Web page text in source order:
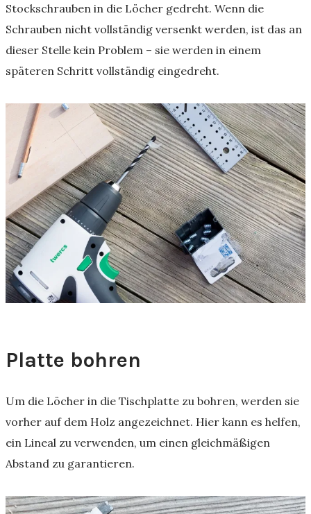
Stockschrauben in die Löcher gedreht. Wenn die
Schrauben nicht vollständig versenkt werden, ist das an
dieser Stelle kein Problem – sie werden in einem
späteren Schritt vollständig eingedreht.
Platte bohren
Um die Löcher in die Tischplatte zu bohren, werden sie
vorher auf dem Holz angezeichnet. Hier kann es helfen,
ein Lineal zu verwenden, um einen gleichmäßigen
Abstand zu garantieren.